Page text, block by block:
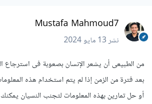
Mustafa Mahmoud7
نشر13 مايو 2024
من الطبيعى أن يشعر الإنسان بصعوبة فى استرجاع
بعد فترة من الزمن إذا لم يتم استخدام هذه
أو حل تمارين بهذه المعلومات لتجنب النسيان يمكنك